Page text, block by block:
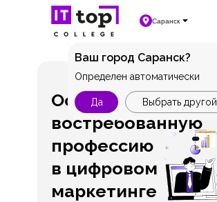
Саранск
Ваш город Саранск?
Да Выбрать другой
Определен автоматически
Освой
востребованную
профессию
в цифровом
маркетинге